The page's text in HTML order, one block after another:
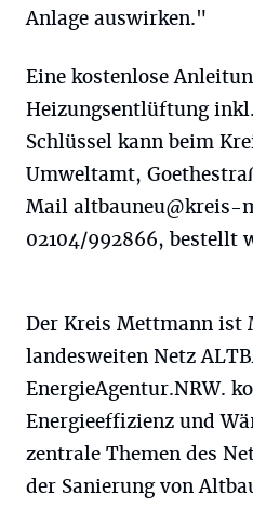
Anlage auswirken."
Eine kostenlose
Heizungsentlüftung
Schlüssel kann beim
Umweltamt,
Mail altbauneu@kreis-
02104/992866, bestellt
Der Kreis Mettmann ist
landesweiten Netz
EnergieAgentur.NRW.
Energieeffizienz und
zentrale Themen des
der Sanierung von